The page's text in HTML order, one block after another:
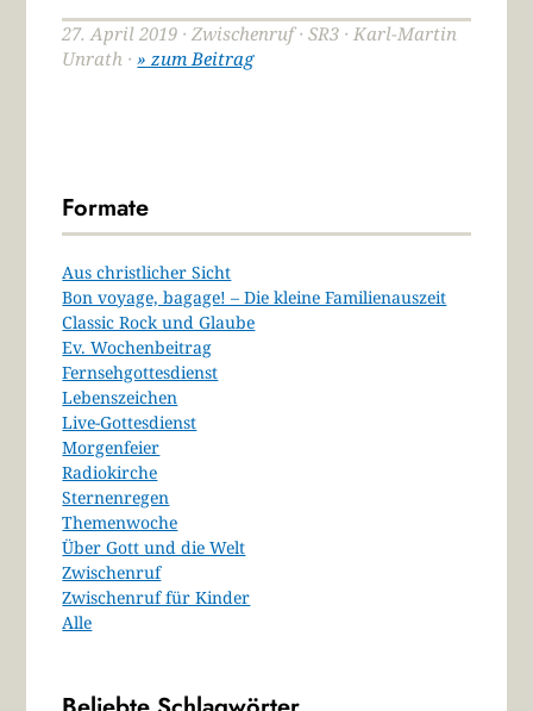
27. April 2019 · Zwischenruf · SR3 · Karl-Martin
Unrath ·» zum Beitrag
Formate
Aus christlicher Sicht
Bon voyage, bagage! – Die kleine Familienauszeit
Classic Rock und Glaube
Ev. Wochenbeitrag
Fernsehgottesdienst
Lebenszeichen
Live-Gottesdienst
Morgenfeier
Radiokirche
Sternenregen
Themenwoche
Über Gott und die Welt
Zwischenruf
Zwischenruf für Kinder
Alle